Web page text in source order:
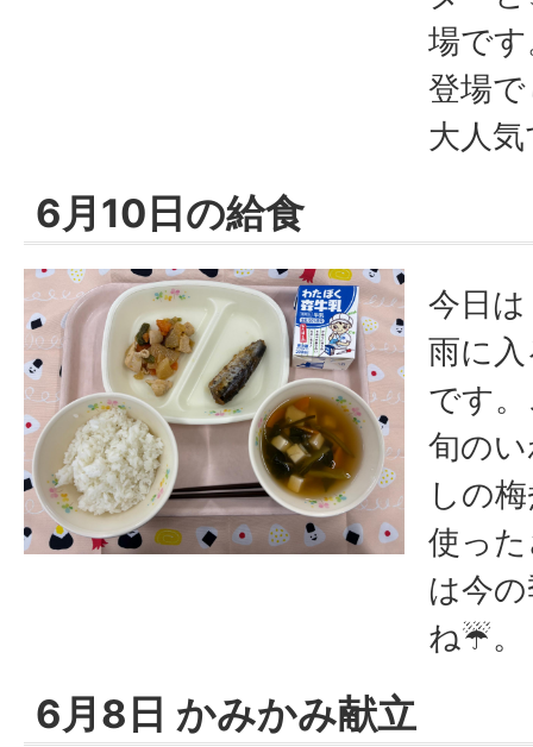
場で
登場
大人
6月10日の給食
今日
雨に
です
旬の
しの
使っ
は今
ね☔。
6月8日 かみかみ献立